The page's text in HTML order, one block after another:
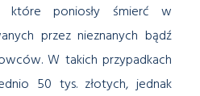
które poniosły śmierć w
przez nieznanych bądź
W takich przypadkach
50 tys. złotych, jednak